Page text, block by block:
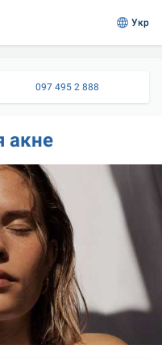
Укр
097 495 2 888
акне